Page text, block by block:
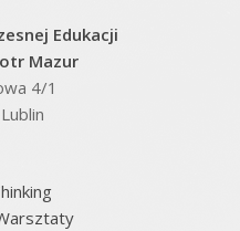
Edukacji
Mazur
4/1